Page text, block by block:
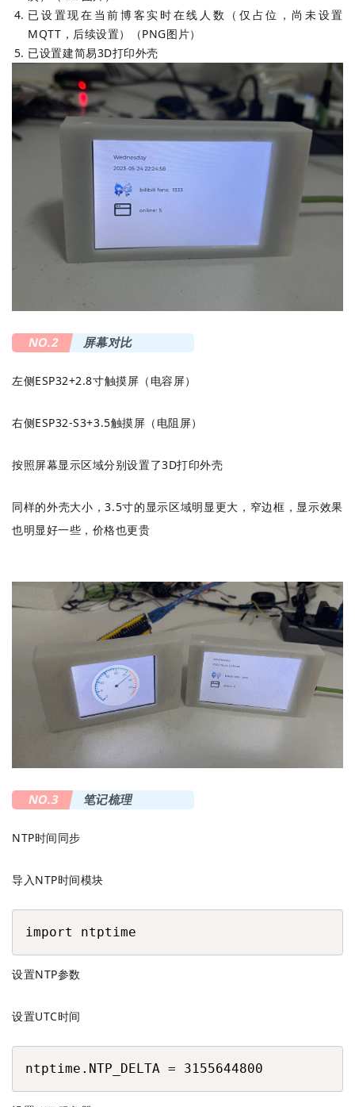
已设置现在当前博客实时在线人数（仅占位，尚未设置
MQTT，后续设置）（PNG图片）
已设置建简易3D打印外壳
NO.2 屏幕对比
左侧ESP32+2.8寸触摸屏（电容屏）
右侧ESP32-S3+3.5触摸屏（电阻屏）
按照屏幕显示区域分别设置了3D打印外壳
同样的外壳大小，3.5寸的显示区域明显更大，窄边框，显示效果
也明显好一些，价格也更贵
NO.3 笔记梳理
NTP时间同步
导入NTP时间模块
import ntptime
设置NTP参数
设置UTC时间
ntptime.NTP_DELTA = 3155644800